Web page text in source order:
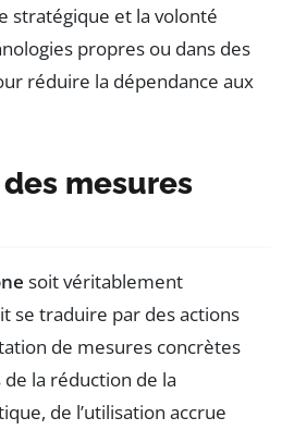
stratégique et la volonté
propres ou dans des
réduire la dépendance aux
mesures
soit véritablement
se traduire par des actions
de mesures concrètes
la réduction de la
de l’utilisation accrue